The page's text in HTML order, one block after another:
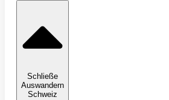
Schließe
Auswandern
Schweiz